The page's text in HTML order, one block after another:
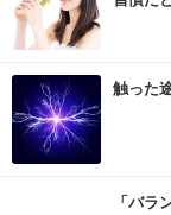
触った
「バラ